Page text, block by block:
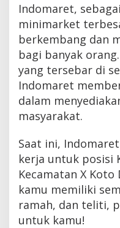
Indomaret,
minimarket
berkembang dan
bagi banyak
yang tersebar di
Indomaret
dalam
masyarakat.
Saat ini,
kerja untuk posisi
Kecamatan X Koto
kamu memiliki
ramah, dan teliti,
untuk kamu!